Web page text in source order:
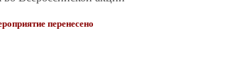
перенесено